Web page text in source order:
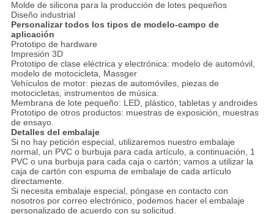
Molde de silicona para la producción de lotes pequeños
Diseño industrial
Personalizar todos los tipos de modelo-campo de
aplicación
Prototipo de hardware
Impresión 3D
Prototipo de clase eléctrica y electrónica: modelo de automóvil,
modelo de motocicleta, Massger
Vehículos de motor: piezas de automóviles, piezas de
motocicletas, instrumentos de música.
Membrana de lote pequeño: LED, plástico, tabletas y androides
Prototipo de otros productos: muestras de exposición, muestras
de ensayo.
Detalles del embalaje
Si no hay petición especial, utilizaremos nuestro embalaje
normal, un PVC o burbuja para cada artículo, a continuación, 1
PVC o una burbuja para cada caja o cartón; vamos a utilizar la
caja de cartón con espuma de embalaje de cada artículo
directamente.
Si necesita embalaje especial, póngase en contacto con
nosotros por correo electrónico, podemos hacer el embalaje
personalizado de acuerdo con su solicitud.